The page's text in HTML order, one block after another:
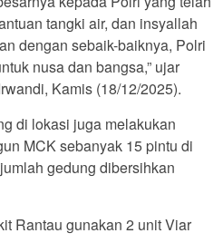
tangki air, dan insyallah
dengan sebaik-baiknya, Polri
nusa dan bangsa,” ujar
Kamis (18/12/2025).
di lokasi juga melakukan
MCK sebanyak 15 pintu di
gedung dibersihkan
Rantau gunakan 2 unit Viar